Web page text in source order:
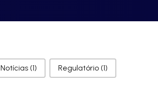
Notícias (1) Regulatório (1)